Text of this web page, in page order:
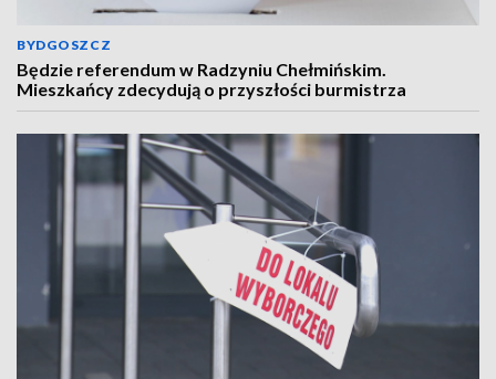
BYDGOSZCZ
Będzie referendum w Radzyniu Chełmińskim.
Mieszkańcy zdecydują o przyszłości burmistrza